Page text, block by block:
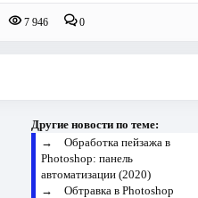
7 946 0
Другие новости по теме:
→ Обработка пейзажа в
Photoshop: панель
автоматизации (2020)
→ Обтравка в Photoshop